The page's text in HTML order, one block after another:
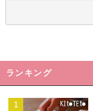
ランキング
1